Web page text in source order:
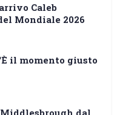
Caleb
Mondiale 2026
il momento giusto
dal